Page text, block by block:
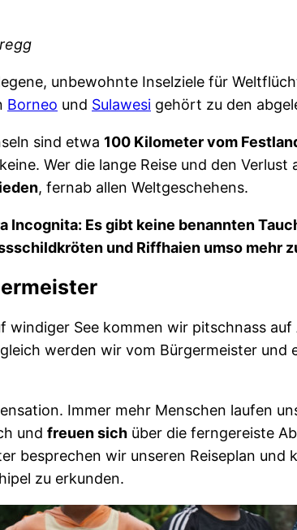
unbewohnte Inselziele für
Borneo und Sulawesi gehört zu den
sind etwa 100 Kilometer vom
Wer die lange Reise und den Verlust
, fernab allen Weltgeschehens.
Incognita: Es gibt keine benannten
und Riffhaien umso mehr
See kommen wir pitschnass auf
werden wir vom Bürgermeister und
Immer mehr Menschen laufen
und freuen sich über die ferngereiste
besprechen wir unseren Reiseplan und
zu erkunden.